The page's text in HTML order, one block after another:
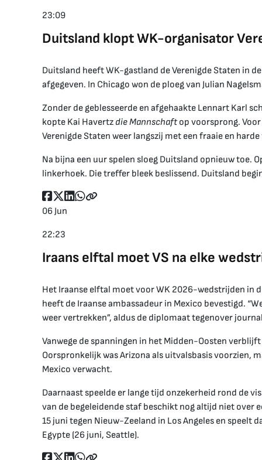
23:09
Duitsland klopt WK-organisator
Duitsland heeft WK-gastland de Verenigde Staten in
afgegeven. In Chicago won de ploeg van Julian
Zonder de geblesseerde en afgehaakte Lennart Karl
kopte Kai Havertz die Mannschaftop voorsprong.
Verenigde Staten weer langszij met een fraaie en
Na bijna een uur spelen sloeg Duitsland opnieuw toe.
linkerhoek. Die treffer bleek beslissend. Duitsland
06 Jun
22:23
Iraans elftal moet VS na elke
Het Iraanse elftal moet voor WK 2026-wedstrijden in
heeft de Iraanse ambassadeur in Mexico bevestigd.
weer vertrekken”, aldus de diplomaat tegenover
Vanwege de spanningen in het Midden-Oosten
Oorspronkelijk was Arizona als uitvalsbasis voorzien,
Mexico verwacht.
Daarnaast speelde er lange tijd onzekerheid rond de
van de begeleidende staf beschikt nog altijd niet over
15 juni tegen Nieuw-Zeeland in Los Angeles en speelt
Egypte (26 juni, Seattle).